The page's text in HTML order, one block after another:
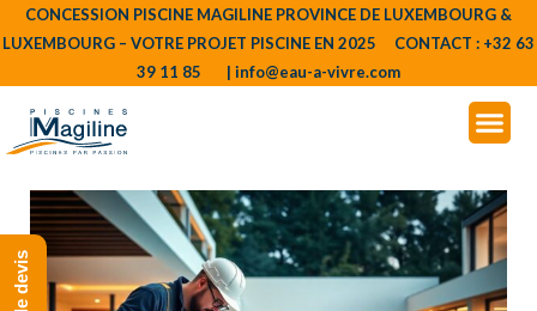
Aller
au
contenu
CONCESSION PISCINE MAGILINE PROVINCE DE LUXEMBOURG &
LUXEMBOURG – VOTRE PROJET PISCINE EN 2025 CONTACT : +32 63
39 11 85 | info@eau-a-vivre.com
Navigation
des
articles